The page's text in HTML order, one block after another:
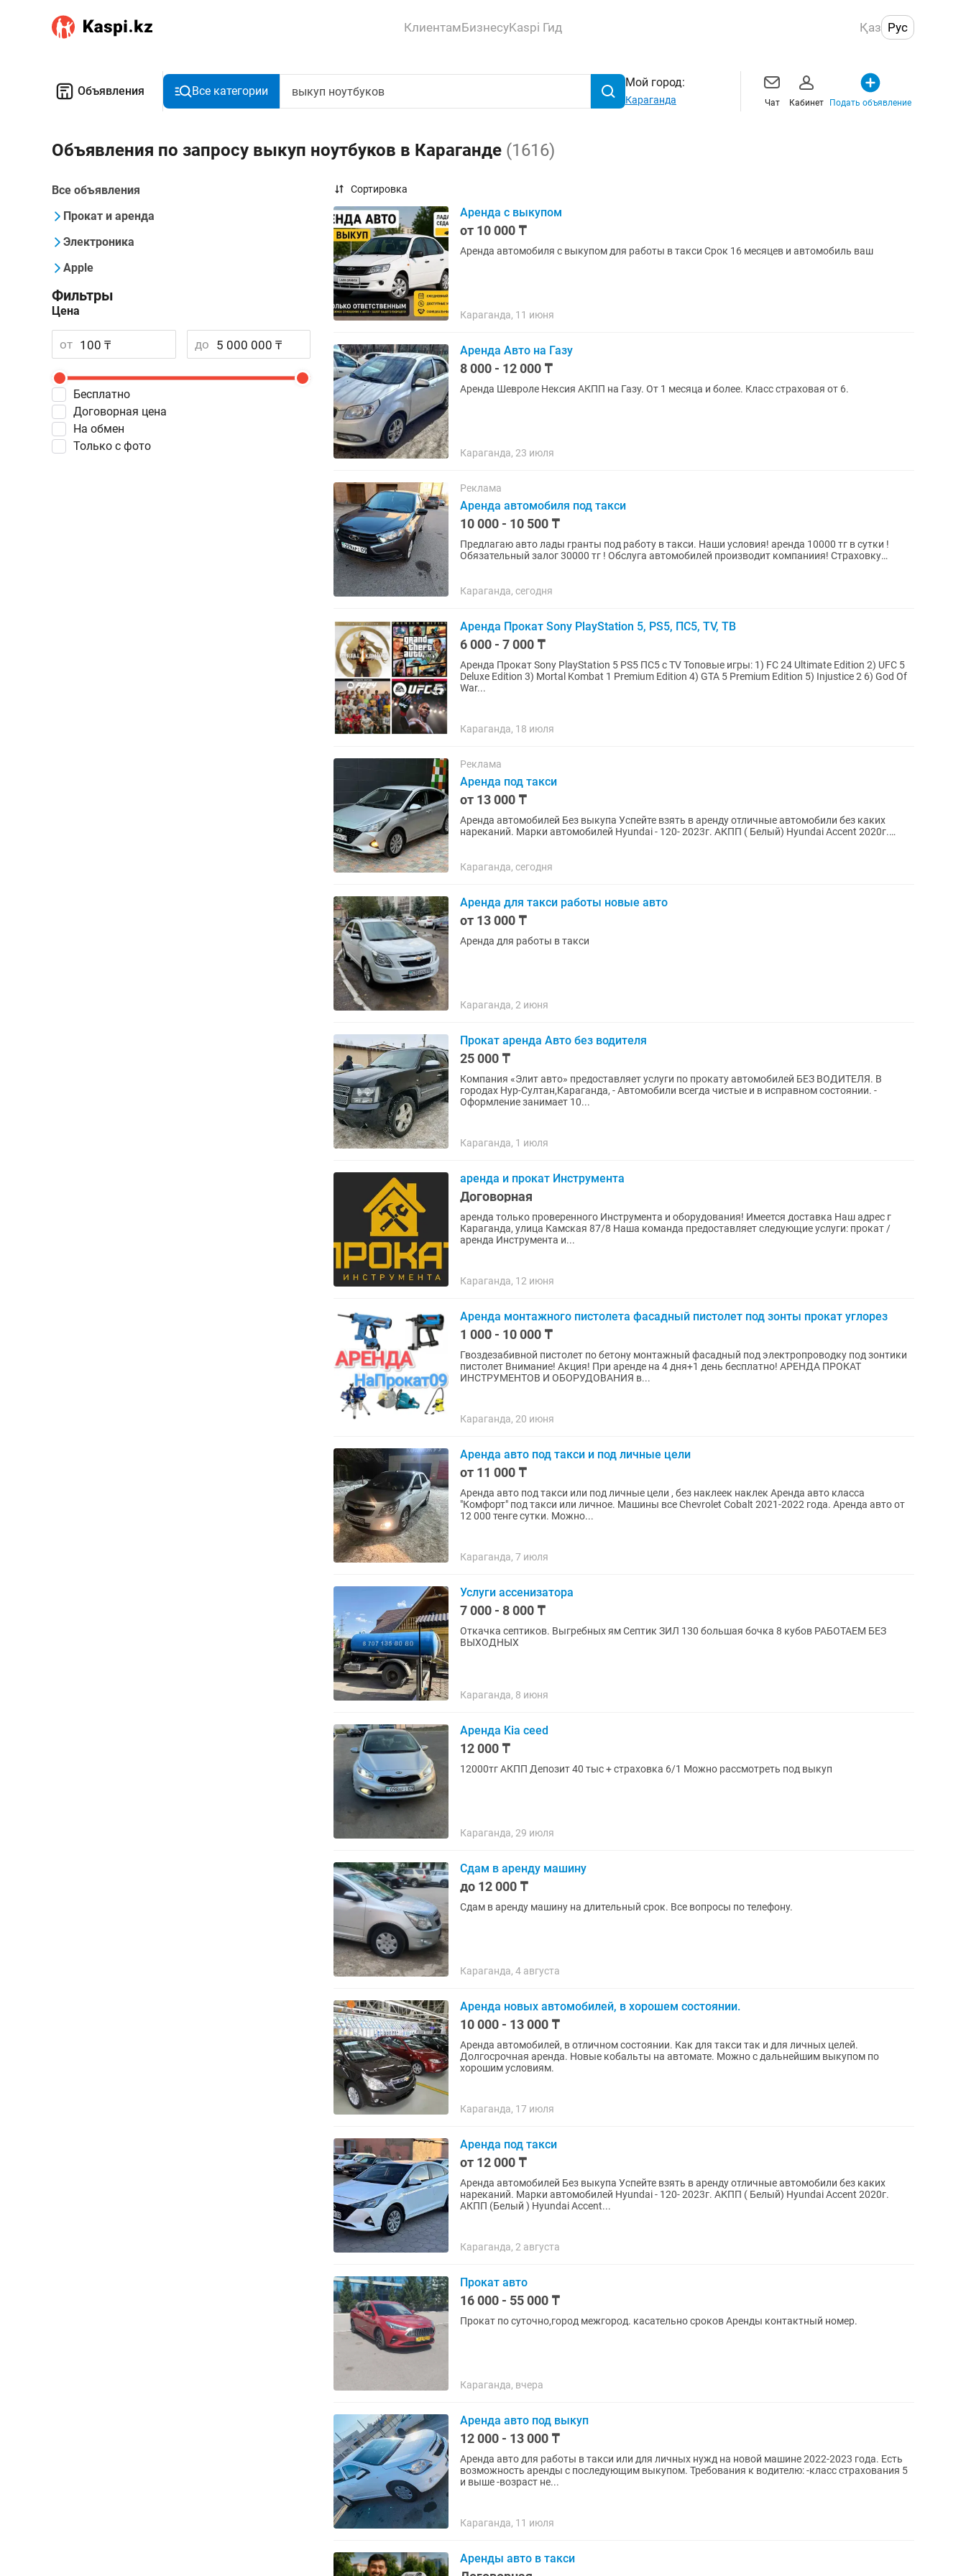
КлиентамБизнесуKaspi Гид Қаз Рус
Объявления Все категории
Мой город:
Караганда Чат Кабинет Подать объявление
Объявления по запросу выкуп ноутбуков в Караганде (1616)
Все объявления
Прокат и аренда
Электроника
Apple
Фильтры
Цена
от до
Бесплатно
Договорная цена
На обмен
Только с фото
Сортировка
Аренда с выкупом
от 10 000 ₸
Аренда автомобиля с выкупом для работы в такси Срок 16 месяцев и автомобиль ваш
Караганда, 11 июня
Аренда Авто на Газу
8 000 - 12 000 ₸
Аренда Шевроле Нексия АКПП на Газу. От 1 месяца и более. Класс страховая от 6.
Караганда, 23 июля
Реклама
Аренда автомобиля под такси
10 000 - 10 500 ₸
Предлагаю авто лады гранты под работу в такси. Наши условия! аренда 10000 тг в сутки !
Обязательный залог 30000 тг ! Обслуга автомобилей производит компаниия! Страховку
Караганда, сегодня
Аренда Прокат Sony PlayStation 5, PS5, ПС5, TV, ТВ
6 000 - 7 000 ₸
Аренда Прокат Sony PlayStation 5 PS5 ПС5 с TV Топовые игры: 1) FC 24 Ultimate Edition 2) UFC 5
Deluxe Edition 3) Mortal Kombat 1 Premium Edition 4) GTA 5 Premium Edition 5) Injustice 2 6) God Of
War...
Караганда, 18 июля
Реклама
Аренда под такси
от 13 000 ₸
Аренда автомобилей Без выкупа Успейте взять в аренду отличные автомобили без каких
нареканий. Марки автомобилей Hyundai - 120- 2023г. АКПП ( Белый) Hyundai Accent 2020г.
Караганда, сегодня
Аренда для такси работы новые авто
от 13 000 ₸
Аренда для работы в такси
Караганда, 2 июня
Прокат аренда Авто без водителя
25 000 ₸
Компания «Элит авто» предоставляет услуги по прокату автомобилей БЕЗ ВОДИТЕЛЯ. В
городах Нур-Султан,Караганда, - Автомобили всегда чистые и в исправном состоянии. -
Оформление занимает 10...
Караганда, 1 июля
аренда и прокат Инструмента
Договорная
аренда только проверенного Инструмента и оборудования! Имеется доставка Наш адрес г
Караганда, улица Камская 87/8 Наша команда предоставляет следующие услуги: прокат /
аренда Инструмента и...
Караганда, 12 июня
Аренда монтажного пистолета фасадный пистолет под зонты прокат углорез
1 000 - 10 000 ₸
Гвоздезабивной пистолет по бетону монтажный фасадный под электропроводку под зонтики
пистолет Внимание! Акция! При аренде на 4 дня+1 день бесплатно! АРЕНДА ПРОКАТ
ИНСТРУМЕНТОВ И ОБОРУДОВАНИЯ в...
Караганда, 20 июня
Аренда авто под такси и под личные цели
от 11 000 ₸
Аренда авто под такси или под личные цели , без наклеек наклек Аренда авто класса
"Комфорт" под такси или личное. Машины все Chevrolet Cobalt 2021-2022 года. Аренда авто от
12 000 тенге сутки. Можно...
Караганда, 7 июля
Услуги ассенизатора
7 000 - 8 000 ₸
Откачка септиков. Выгребных ям Септик ЗИЛ 130 большая бочка 8 кубов РАБОТАЕМ БЕЗ
ВЫХОДНЫХ
Караганда, 8 июня
Аренда Kia ceed
12 000 ₸
12000тг АКПП Депозит 40 тыс + страховка 6/1 Можно рассмотреть под выкуп
Караганда, 29 июля
Сдам в аренду машину
до 12 000 ₸
Сдам в аренду машину на длительный срок. Все вопросы по телефону.
Караганда, 4 августа
Аренда новых автомобилей, в хорошем состоянии.
10 000 - 13 000 ₸
Аренда автомобилей, в отличном состоянии. Как для такси так и для личных целей.
Долгосрочная аренда. Новые кобальты на автомате. Можно с дальнейшим выкупом по
хорошим условиям.
Караганда, 17 июля
Аренда под такси
от 12 000 ₸
Аренда автомобилей Без выкупа Успейте взять в аренду отличные автомобили без каких
нареканий. Марки автомобилей Hyundai - 120- 2023г. АКПП ( Белый) Hyundai Accent 2020г.
АКПП (Белый ) Hyundai Accent...
Караганда, 2 августа
Прокат авто
16 000 - 55 000 ₸
Прокат по суточно,город межгород. касательно сроков Аренды контактный номер.
Караганда, вчера
Аренда авто под выкуп
12 000 - 13 000 ₸
Аренда авто для работы в такси или для личных нужд на новой машине 2022-2023 года. Есть
возможность аренды с последующим выкупом. Требования к водителю: -класс страхования 5
и выше -возраст не...
Караганда, 11 июля
Аренды авто в такси